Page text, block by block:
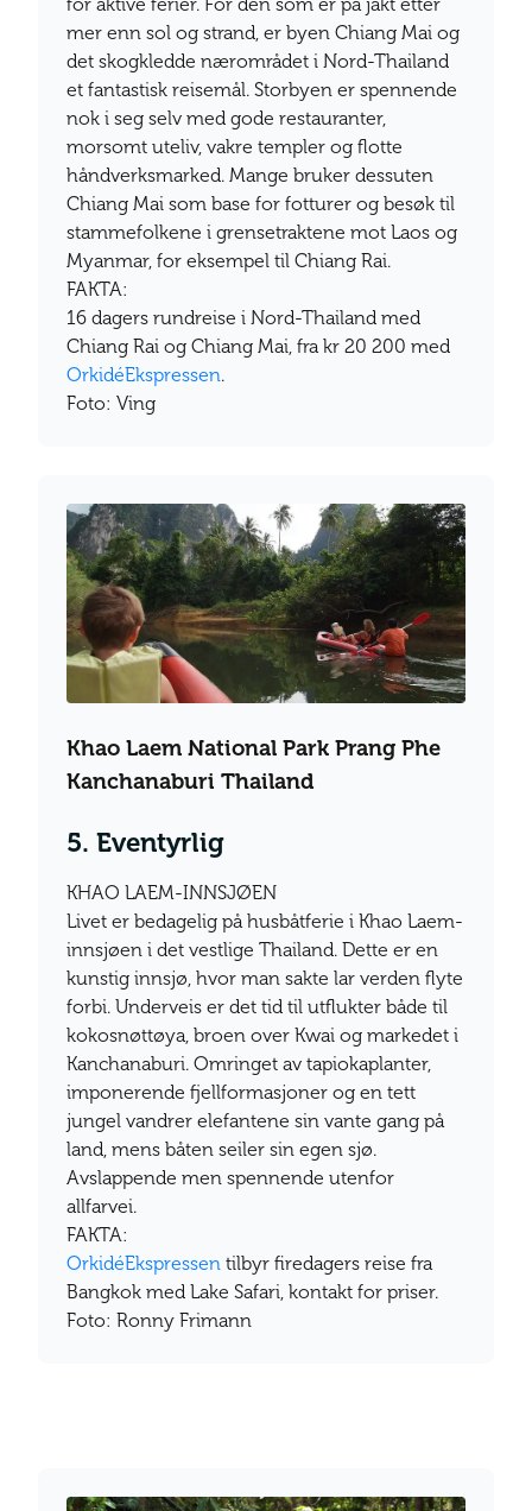
mer enn sol og strand, er byen Chiang Mai og
det skogkledde nærområdet i Nord-Thailand
et fantastisk reisemål. Storbyen er spennende
nok i seg selv med gode restauranter,
morsomt uteliv, vakre templer og flotte
håndverksmarked. Mange bruker dessuten
Chiang Mai som base for fotturer og besøk til
stammefolkene i grensetraktene mot Laos og
Myanmar, for eksempel til Chiang Rai.
FAKTA:
16 dagers rundreise i Nord-Thailand med
Chiang Rai og Chiang Mai, fra kr 20 200 med
OrkidéEkspressen.
Foto: Ving
Khao Laem National Park Prang Phe
Kanchanaburi Thailand
5. Eventyrlig
KHAO LAEM-INNSJØEN
Livet er bedagelig på husbåtferie i Khao Laem-
innsjøen i det vestlige Thailand. Dette er en
kunstig innsjø, hvor man sakte lar verden flyte
forbi. Underveis er det tid til utflukter både til
kokosnøttøya, broen over Kwai og markedet i
Kanchanaburi. Omringet av tapiokaplanter,
imponerende fjellformasjoner og en tett
jungel vandrer elefantene sin vante gang på
land, mens båten seiler sin egen sjø.
Avslappende men spennende utenfor
allfarvei.
FAKTA:
OrkidéEkspressen tilbyr firedagers reise fra
Bangkok med Lake Safari, kontakt for priser.
Foto: Ronny Frimann